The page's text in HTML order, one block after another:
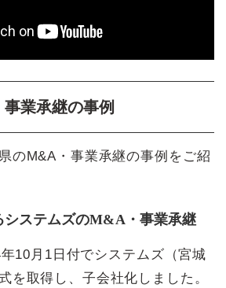
業承継の事例
のM&A・事業承継の事例をご紹
システムズのM&A・事業承継
10月1日付でシステムズ（宮城
を取得し、子会社化しました。